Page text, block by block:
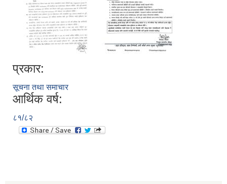
प्रकार:
सूचना तथा समाचार
आर्थिक वर्ष:
८१/८२